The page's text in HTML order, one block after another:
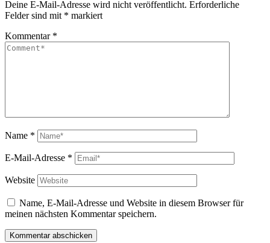
Deine E-Mail-Adresse wird nicht veröffentlicht. Erforderliche
Felder sind mit * markiert
Kommentar *
Name *
E-Mail-Adresse *
Website
Name, E-Mail-Adresse und Website in diesem Browser für
meinen nächsten Kommentar speichern.